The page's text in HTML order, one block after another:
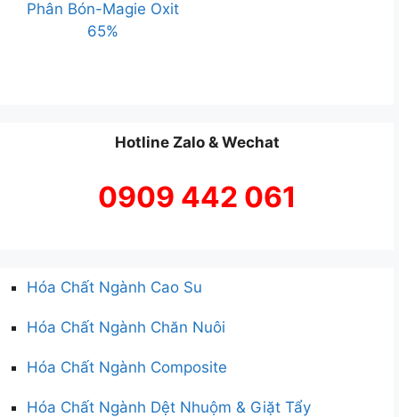
Phân Bón-Magie Oxit
65%
Hotline Zalo & Wechat
0909 442 061
Hóa Chất Ngành Cao Su
Hóa Chất Ngành Chăn Nuôi
Hóa Chất Ngành Composite
Hóa Chất Ngành Dệt Nhuộm & Giặt Tẩy